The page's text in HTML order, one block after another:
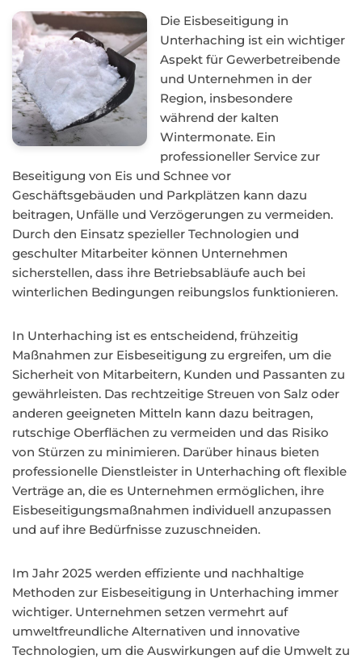
Die Eisbeseitigung in
Unterhaching ist ein wichtiger
Aspekt für Gewerbetreibende
und Unternehmen in der
Region, insbesondere
während der kalten
Wintermonate. Ein
professioneller Service zur
Beseitigung von Eis und Schnee vor
Geschäftsgebäuden und Parkplätzen kann dazu
beitragen, Unfälle und Verzögerungen zu vermeiden.
Durch den Einsatz spezieller Technologien und
geschulter Mitarbeiter können Unternehmen
sicherstellen, dass ihre Betriebsabläufe auch bei
winterlichen Bedingungen reibungslos funktionieren.
In Unterhaching ist es entscheidend, frühzeitig
Maßnahmen zur Eisbeseitigung zu ergreifen, um die
Sicherheit von Mitarbeitern, Kunden und Passanten zu
gewährleisten. Das rechtzeitige Streuen von Salz oder
anderen geeigneten Mitteln kann dazu beitragen,
rutschige Oberflächen zu vermeiden und das Risiko
von Stürzen zu minimieren. Darüber hinaus bieten
professionelle Dienstleister in Unterhaching oft flexible
Verträge an, die es Unternehmen ermöglichen, ihre
Eisbeseitigungsmaßnahmen individuell anzupassen
und auf ihre Bedürfnisse zuzuschneiden.
Im Jahr 2025 werden effiziente und nachhaltige
Methoden zur Eisbeseitigung in Unterhaching immer
wichtiger. Unternehmen setzen vermehrt auf
umweltfreundliche Alternativen und innovative
Technologien, um die Auswirkungen auf die Umwelt zu